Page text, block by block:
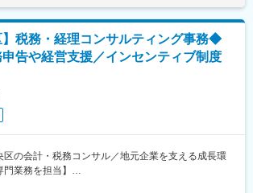
（お客さま）」「チームコンサルティング」「実
」…お客さまの「計画立案ではなく、成功実現」の
考え・行動し、チームでお客さまの期待を超える付
し続けることで、共創パートナーとなることを目指
社の定める業務
黒字化サポート、資金繰り改善、金融機関提出資
請書類作成支援）
支援（事業計画策定、助成金・補助金情報の提供）
務・会計の知識を身につけ、経営者のパートナー
外部研修や成長支援体制も充実しています。
】税務・経理コンサルティング事務◆
告や経営支援／インセンティブ制度
区の会計・税務コンサル／地元企業を支える成長環
業務を担当】